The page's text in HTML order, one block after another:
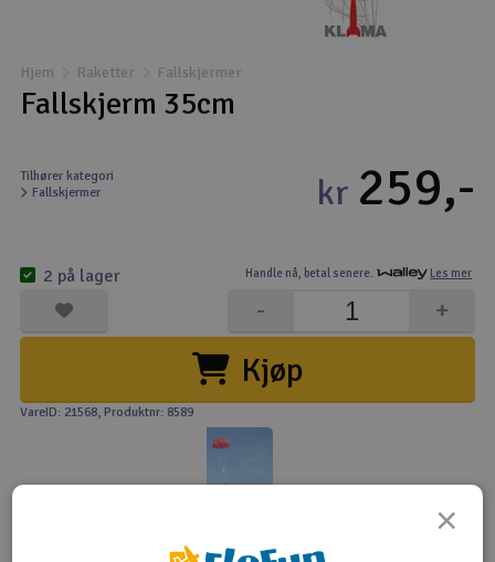
Droner
Fly
Helikopter
Kamerautstyr
Modellbygging, LEGO & byggesett
Modelljernbane
Motor & tilbehør
Hjem Raketter Fallskjermer
Fallskjerm 35cm
Tilhører kategori
Fallskjermer
Handle nå, betal senere. Les mer
kr 259,-
Kjøp
+
-
2 på lager
VareID: 21568, Produktnr: 8589
Tips en venn Anmeldelser
×